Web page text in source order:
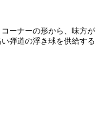
ーナーの形から、味方が
弾道の浮き球を供給する